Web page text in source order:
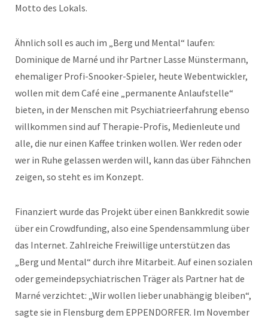
Motto des Lokals.
Ähnlich soll es auch im „Berg und Mental“ laufen:
Dominique de Marné und ihr Partner Lasse Münstermann,
ehemaliger Profi-Snooker-Spieler, heute Webentwickler,
wollen mit dem Café eine „permanente Anlaufstelle“
bieten, in der Menschen mit Psychiatrieerfahrung ebenso
willkommen sind auf Therapie-Profis, Medienleute und
alle, die nur einen Kaffee trinken wollen. Wer reden oder
wer in Ruhe gelassen werden will, kann das über Fähnchen
zeigen, so steht es im Konzept.
Finanziert wurde das Projekt über einen Bankkredit sowie
über ein Crowdfunding, also eine Spendensammlung über
das Internet. Zahlreiche Freiwillige unterstützen das
„Berg und Mental“ durch ihre Mitarbeit. Auf einen sozialen
oder gemeindepsychiatrischen Träger als Partner hat de
Marné verzichtet: „Wir wollen lieber unabhängig bleiben“,
sagte sie in Flensburg dem EPPENDORFER. Im November